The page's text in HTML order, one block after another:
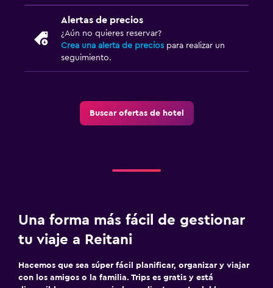
Tendedero
Alertas de precios
¿Aún no quieres reservar?
Crea una alerta de precios para realizar un
seguimiento.
Buscar ofertas de hotel
Una forma más fácil de gestionar
tu viaje a Reitani
Hacemos que sea súper fácil planificar, organizar y viajar
con los amigos o la familia. Trips es gratis y está